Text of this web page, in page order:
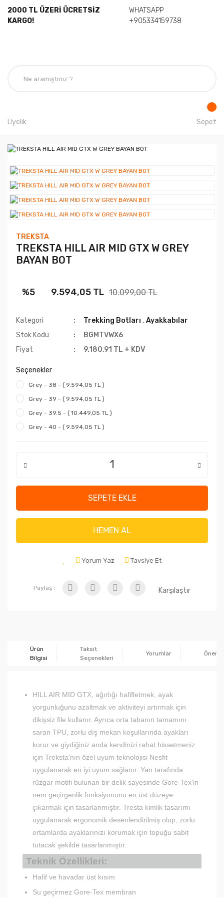
2000 TL ÜZERİ ÜCRETSİZ
KARGO!
WHATSAPP
+905334159738
Üyelik Sepet
TREKSTA
TREKSTA HILL AIR MID GTX W GREY
BAYAN BOT
%5 9.594,05 TL 10.099,00 TL
Kategori Trekking Botları ,Ayakkabılar
Stok Kodu
BGMTVWX6
Fiyat
9.180,91 TL + KDV
Seçenekler
Grey - 38 - ( 9.594,05 TL )
Grey - 39 - ( 9.594,05 TL )
Grey - 39.5 - ( 10.449,05 TL )
Grey - 40 - ( 9.594,05 TL )
SEPETE EKLE
HEMEN AL
Yorum Yaz Tavsiye Et
Paylaş : Karşılaştır
Ürün
Bilgisi
Taksit
Seçenekleri
Yorumlar
HILL AIR MID GTX, ağırlığı hafifletmek, ayak
yorgunluğunu azaltmak ve aktiviteyi artırmak için
dikişsiz file kullanır. Ayrıca orta tabanın tamamını
saran TPU, zorlu dış mekan koşullarında ayakları
korur ve giydiğiniz anda kendinizi rahat hissetmeniz
için Treksta'nın özel uyum teknolojisi Nesfit
uygulanarak en iyi uyum sağlanır. Yan tarafında
rüzgar motifi bulunan bir delik sayesinde Gore-Tex'in
nem geçirgenlik fonksiyonunu en üst düzeye
çıkarmak için tasarlanmıştır. Tresta kimlik tasarımı
uygulanarak ergonomik desenlendirilmiş olup, zorlu
ortamlarda ayaklarınızı korumak için topuğu sabit
tutacak şekilde tasarlanmıştır.
Teknik Özellikleri:
Hafif ve havadar üst kısım
Su geçirmez Gore-Tex membran